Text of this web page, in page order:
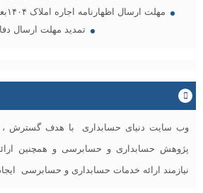
مهلت ارسال اظهارنامه اجاره املاک ۱۴۰۴بعد از موعد قبلی تمدید شد
تمدید مهلت ارسال
وب سایت دنیای حسابداری با هدف گسترش ،
پژوهش حسابداری و حسابرسی و همچنین
نیازمند ارائه خدمات حسابداری و حسابرسی